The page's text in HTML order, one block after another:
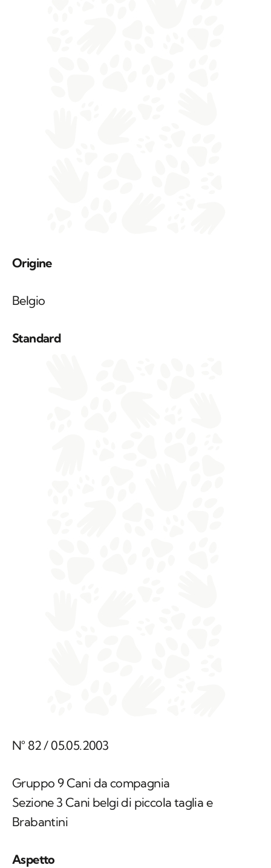
Origine
Belgio
Standard
N° 82 / 05.05.2003
Gruppo 9 Cani da compagnia
Sezione 3 Cani belgi di piccola taglia e
Brabantini
Aspetto